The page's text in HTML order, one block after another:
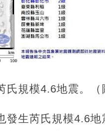
規模4.6地震。（
發生芮氏規模4.6